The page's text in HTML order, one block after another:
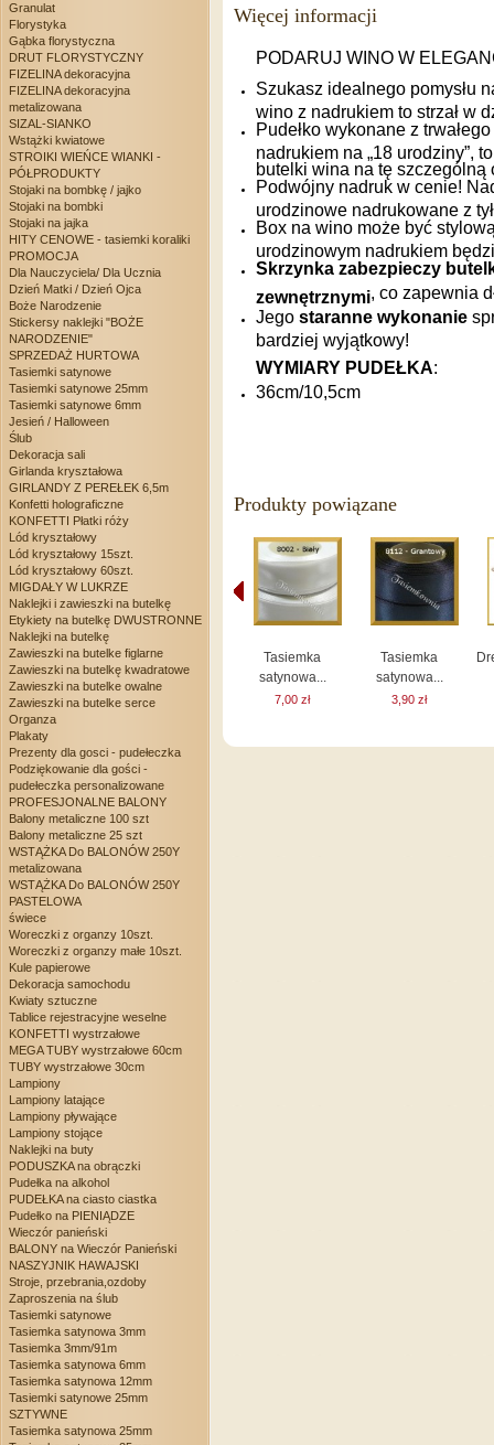
Granulat
Florystyka
Gąbka florystyczna
DRUT FLORYSTYCZNY
FIZELINA dekoracyjna
FIZELINA dekoracyjna
metalizowana
SIZAL-SIANKO
Wstążki kwiatowe
STROIKI WIEŃCE WIANKI -
PÓŁPRODUKTY
Stojaki na bombkę / jajko
Stojaki na bombki
Stojaki na jajka
HITY CENOWE - tasiemki koraliki
PROMOCJA
Dla Nauczyciela/ Dla Ucznia
Dzień Matki / Dzień Ojca
Boże Narodzenie
Stickersy naklejki "BOŻE
NARODZENIE"
SPRZEDAŻ HURTOWA
Tasiemki satynowe
Tasiemki satynowe 25mm
Tasiemki satynowe 6mm
Jesień / Halloween
Ślub
Dekoracja sali
Girlanda kryształowa
GIRLANDY Z PEREŁEK 6,5m
Konfetti holograficzne
KONFETTI Płatki róży
Lód kryształowy
Lód kryształowy 15szt.
Lód kryształowy 60szt.
MIGDAŁY W LUKRZE
Naklejki i zawieszki na butelkę
Etykiety na butelkę DWUSTRONNE
Naklejki na butelkę
Zawieszki na butelke figlarne
Zawieszki na butelkę kwadratowe
Zawieszki na butelke owalne
Zawieszki na butelke serce
Organza
Plakaty
Prezenty dla gosci - pudełeczka
Podziękowanie dla gości -
pudełeczka personalizowane
PROFESJONALNE BALONY
Balony metaliczne 100 szt
Balony metaliczne 25 szt
WSTĄŻKA Do BALONÓW 250Y
metalizowana
WSTĄŻKA Do BALONÓW 250Y
PASTELOWA
świece
Woreczki z organzy 10szt.
Woreczki z organzy małe 10szt.
Kule papierowe
Dekoracja samochodu
Kwiaty sztuczne
Tablice rejestracyjne weselne
KONFETTI wystrzałowe
MEGA TUBY wystrzałowe 60cm
TUBY wystrzałowe 30cm
Lampiony
Lampiony latające
Lampiony pływające
Lampiony stojące
Naklejki na buty
PODUSZKA na obrączki
Pudełka na alkohol
PUDEŁKA na ciasto ciastka
Pudełko na PIENIĄDZE
Wieczór panieński
BALONY na Wieczór Panieński
NASZYJNIK HAWAJSKI
Stroje, przebrania,ozdoby
Zaproszenia na ślub
Tasiemki satynowe
Tasiemka satynowa 3mm
Tasiemka 3mm/91m
Tasiemka satynowa 6mm
Tasiemka satynowa 12mm
Tasiemki satynowe 25mm
SZTYWNE
Tasiemka satynowa 25mm
Więcej informacji
PODARUJ WINO W
Szukasz idealnego pomysłu
wino z nadrukiem to strzał w
Pudełko wykonane z
nadrukiem na „18 urodziny”,
butelki wina na tę szczególną
Podwójny nadruk w cenie!
urodzinowe nadrukowane z
Box na wino może być
urodzinowym nadrukiem
Skrzynka zabezpieczy
zewnętrznymi, co zapewnia
Jego staranne wykonanie
bardziej wyjątkowy!
WYMIARY PUDEŁKA:
36cm/10,5cm
Produkty powiązane
Tasiemka
satynowa...
7,00 zł
Tasiemka
satynowa...
3,90 zł